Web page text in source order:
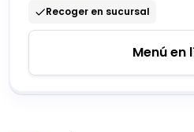
Recoger en sucursal
Menú en